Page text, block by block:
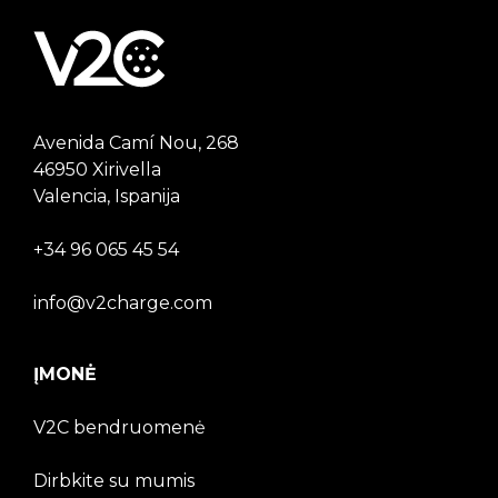
Avenida Camí Nou, 268
46950 Xirivella
Valencia, Ispanija
+34 96 065 45 54
info@v2charge.com
ĮMONĖ
V2C bendruomenė
Dirbkite su mumis